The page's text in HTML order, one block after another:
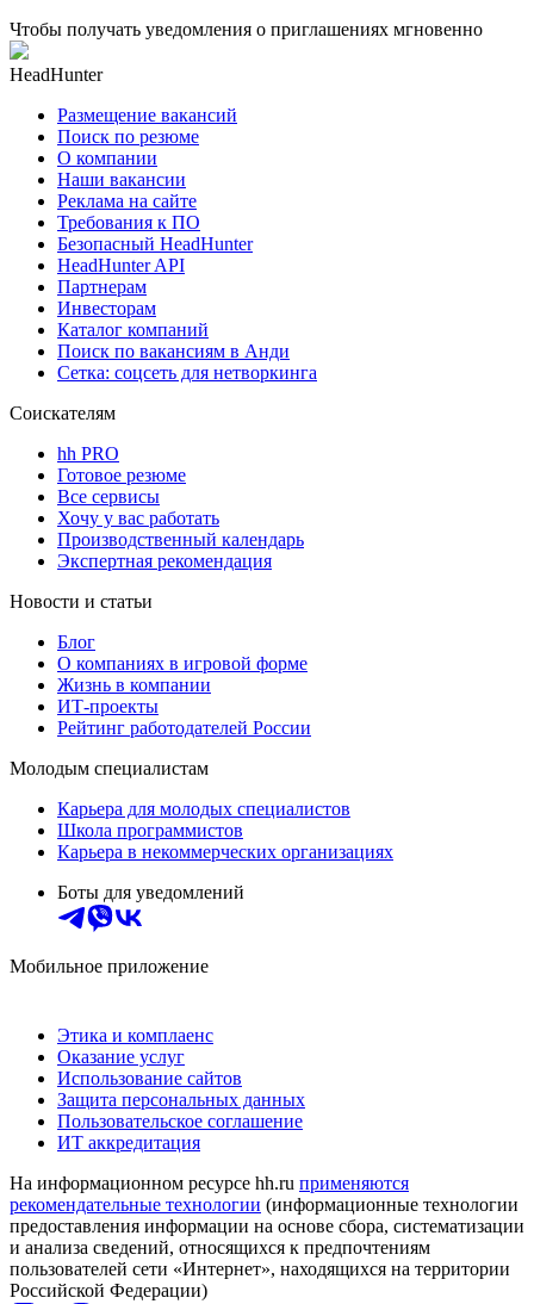
Чтобы получать уведомления о приглашениях мгновенно
HeadHunter
Размещение вакансий
Поиск по резюме
О компании
Наши вакансии
Реклама на сайте
Требования к ПО
Безопасный HeadHunter
HeadHunter API
Партнерам
Инвесторам
Каталог компаний
Поиск по вакансиям в Анди
Сетка: соцсеть для нетворкинга
Соискателям
hh PRO
Готовое резюме
Все сервисы
Хочу у вас работать
Производственный календарь
Экспертная рекомендация
Новости и статьи
Блог
О компаниях в игровой форме
Жизнь в компании
ИТ-проекты
Рейтинг работодателей России
Молодым специалистам
Карьера для молодых специалистов
Школа программистов
Карьера в некоммерческих организациях
Боты для уведомлений
Мобильное приложение
Этика и комплаенс
Оказание услуг
Использование сайтов
Защита персональных данных
Пользовательское соглашение
ИТ аккредитация
На информационном ресурсе hh.ru применяются
рекомендательные технологии (информационные технологии
предоставления информации на основе сбора, систематизации
и анализа сведений, относящихся к предпочтениям
пользователей сети «Интернет», находящихся на территории
Российской Федерации)